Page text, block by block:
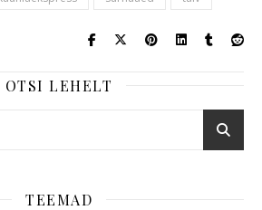
OTSI LEHELT
TEEMAD